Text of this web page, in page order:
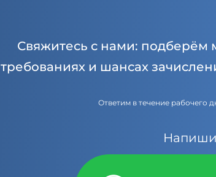
Свяжитесь с нами: подберём
требованиях и шансах
Ответим в течение рабочего